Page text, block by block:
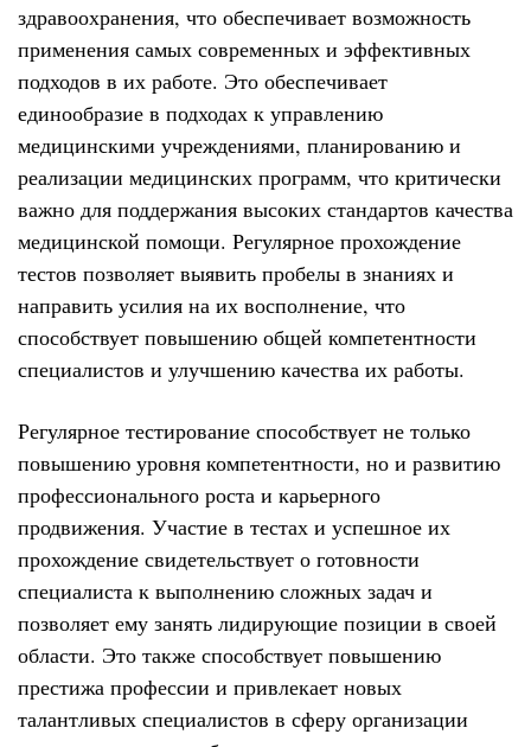
здравоохранения, что обеспечивает возможность
применения самых современных и эффективных
подходов в их работе. Это обеспечивает
единообразие в подходах к управлению
медицинскими учреждениями, планированию и
реализации медицинских программ, что критически
важно для поддержания высоких стандартов качества
медицинской помощи. Регулярное прохождение
тестов позволяет выявить пробелы в знаниях и
направить усилия на их восполнение, что
способствует повышению общей компетентности
специалистов и улучшению качества их работы.
Регулярное тестирование способствует не только
повышению уровня компетентности, но и развитию
профессионального роста и карьерного
продвижения. Участие в тестах и успешное их
прохождение свидетельствует о готовности
специалиста к выполнению сложных задач и
позволяет ему занять лидирующие позиции в своей
области. Это также способствует повышению
престижа профессии и привлекает новых
талантливых специалистов в сферу организации